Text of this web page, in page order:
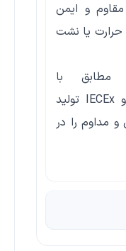
مقاوم و ایمن
حرارت یا نشت
مطابق با
استانداردهایی مانند ATEX و IECEx تولید
مداوم را در